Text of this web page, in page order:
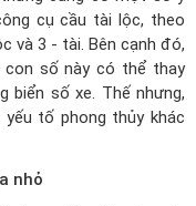
cụ cầu tài lộc, theo
và 3 - tài. Bên cạnh đó,
số này có thể thay
biển số xe. Thế nhưng,
tố phong thủy khác
nhỏ